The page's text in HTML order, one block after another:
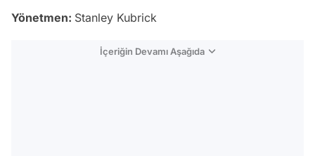
Yönetmen: Stanley Kubrick
İçeriğin Devamı Aşağıda